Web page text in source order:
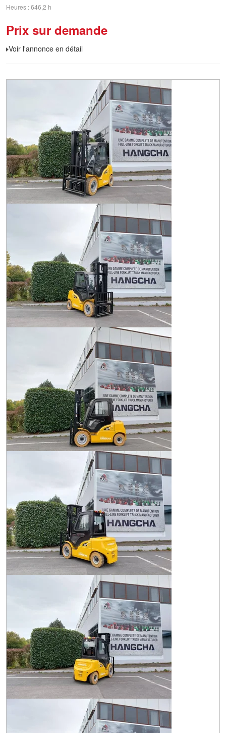
Heures 646,2 h
Prix sur demande
Voir l'annonce en détail